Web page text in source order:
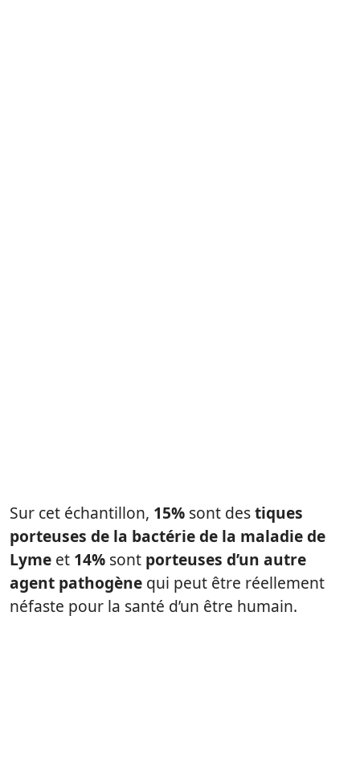
Sur cet échantillon, 15% sont destiques
porteuses de la bactérie de la maladie de
Lyme et 14% sont porteuses d’un autre
agent pathogène qui peut être réellement
néfaste pour la santé d’un être humain.